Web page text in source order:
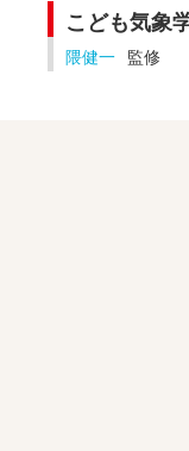
こども気象
隈健一 監修